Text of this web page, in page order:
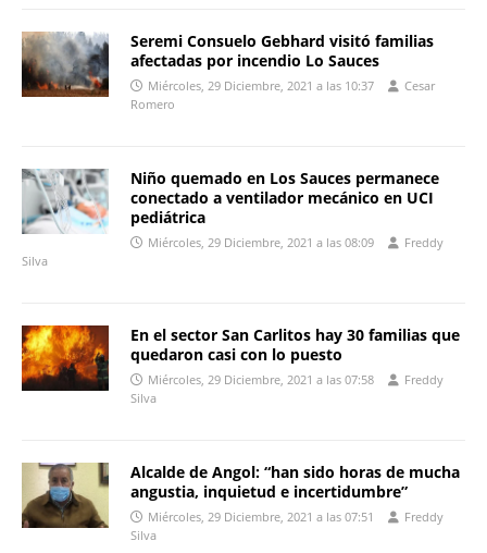
Seremi Consuelo Gebhard visitó familias
afectadas por incendio Lo Sauces
Miércoles, 29 Diciembre, 2021 a las 10:37
Cesar
Romero
Niño quemado en Los Sauces permanece
conectado a ventilador mecánico en UCI
pediátrica
Miércoles, 29 Diciembre, 2021 a las 08:09
Freddy
Silva
En el sector San Carlitos hay 30 familias que
quedaron casi con lo puesto
Miércoles, 29 Diciembre, 2021 a las 07:58
Freddy
Silva
Alcalde de Angol: “han sido horas de mucha
angustia, inquietud e incertidumbre”
Miércoles, 29 Diciembre, 2021 a las 07:51
Freddy
Silva